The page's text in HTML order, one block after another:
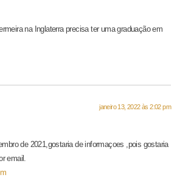
na Inglaterra precisa ter uma graduação em
janeiro 13, 2022 às 2:02 pm
de 2021,gostaria de informaçoes ,pois gostaria
email.